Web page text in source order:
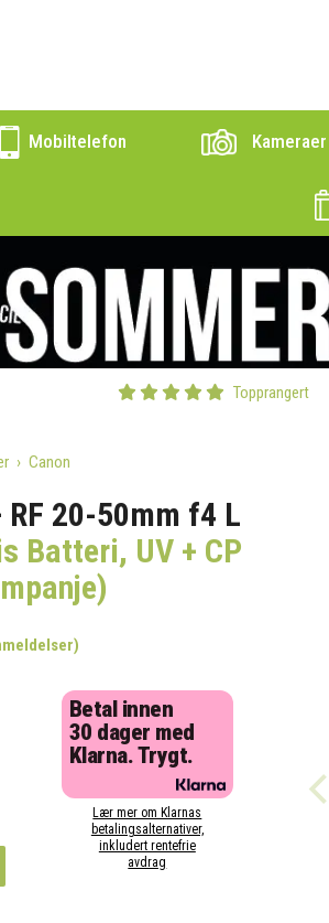
Mobiltelefon Kameraer
Topprangert
Canon
RF 20-50mm f4 L
Batteri, UV + CP
Betal innen
30 dager med
Klarna. Trygt.
Lær mer om Klarnas
betalingsalternativer,
inkludert rentefrie
avdrag